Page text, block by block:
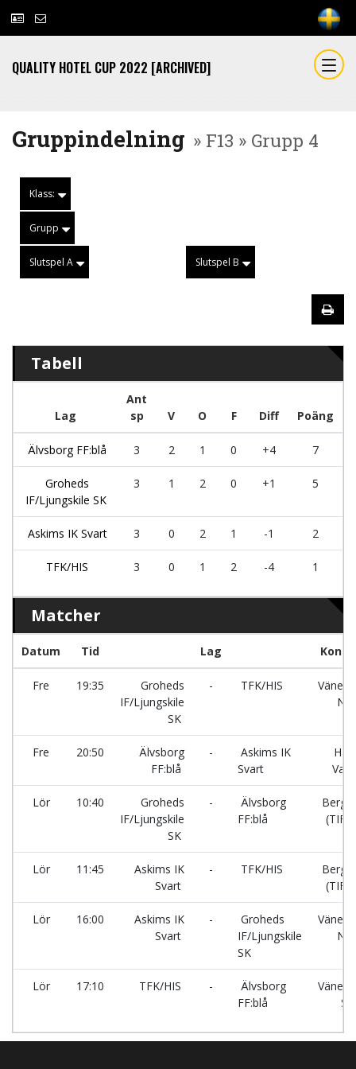
QUALITY HOTEL CUP 2022 [ARCHIVED]
Gruppindelning » F13 » Grupp 4
Klass:
Grupp
Slutspel A Slutspel B
Tabell
Lag
Ant
sp
V O F Diff Poäng
Älvsborg FF:blå 3 2 1 0 +4 7
Groheds
IF/Ljungskile SK
3 1 2 0 +1 5
Askims IK Svart 3 0 2 1 -1 2
TFK/HIS 3 0 1 2 -4 1
Matcher
Datum Tid Lag
Fre 19:35
Groheds
IF/Ljungskile
SK
- TFK/HIS
Fre 20:50
Älvsborg
FF:blå
-
Askims IK
Svart
Lör 10:40
Groheds
IF/Ljungskile
SK
-
Älvsborg
FF:blå
(TIF-
Lör 11:45
Askims IK
Svart
- TFK/HIS
(TIF-
Lör 16:00
Askims IK
Svart
-
Groheds
IF/Ljungskile
SK
Lör 17:10 TFK/HIS -
Älvsborg
FF:blå